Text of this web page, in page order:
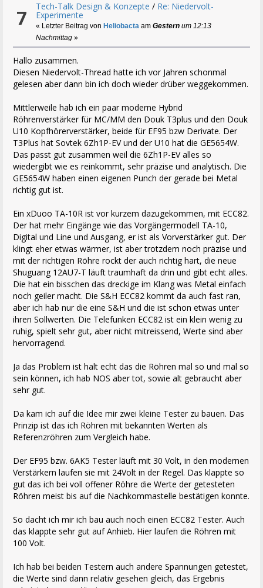
7 Tech-Talk Design & Konzepte / Re: Niedervolt-
Experimente
« Letzter Beitrag von Heliobacta am Gestern um 12:13
Nachmittag »
Hallo zusammen.
Diesen Niedervolt-Thread hatte ich vor Jahren schonmal
gelesen aber dann bin ich doch wieder drüber weggekommen.
Mittlerweile hab ich ein paar moderne Hybrid
Röhrenverstärker für MC/MM den Douk T3plus und den Douk
U10 Kopfhörerverstärker, beide für EF95 bzw Derivate. Der
T3Plus hat Sovtek 6Zh1P-EV und der U10 hat die GE5654W.
Das passt gut zusammen weil die 6Zh1P-EV alles so
wiedergibt wie es reinkommt, sehr präzise und analytisch. Die
GE5654W haben einen eigenen Punch der gerade bei Metal
richtig gut ist.
Ein xDuoo TA-10R ist vor kurzem dazugekommen, mit ECC82.
Der hat mehr Eingänge wie das Vorgängermodell TA-10,
Digital und Line und Ausgang, er ist als Vorverstärker gut. Der
klingt eher etwas wärmer, ist aber trotzdem noch präzise und
mit der richtigen Röhre rockt der auch richtig hart, die neue
Shuguang 12AU7-T läuft traumhaft da drin und gibt echt alles.
Die hat ein bisschen das dreckige im Klang was Metal einfach
noch geiler macht. Die S&H ECC82 kommt da auch fast ran,
aber ich hab nur die eine S&H und die ist schon etwas unter
ihren Sollwerten. Die Telefunken ECC82 ist ein klein wenig zu
ruhig, spielt sehr gut, aber nicht mitreissend, Werte sind aber
hervorragend.
Ja das Problem ist halt echt das die Röhren mal so und mal so
sein können, ich hab NOS aber tot, sowie alt gebraucht aber
sehr gut.
Da kam ich auf die Idee mir zwei kleine Tester zu bauen. Das
Prinzip ist das ich Röhren mit bekannten Werten als
Referenzröhren zum Vergleich habe.
Der EF95 bzw. 6AK5 Tester läuft mit 30 Volt, in den modernen
Verstärkern laufen sie mit 24Volt in der Regel. Das klappte so
gut das ich bei voll offener Röhre die Werte der getesteten
Röhren meist bis auf die Nachkommastelle bestätigen konnte.
So dacht ich mir ich bau auch noch einen ECC82 Tester. Auch
das klappte sehr gut auf Anhieb. Hier laufen die Röhren mit
100 Volt.
Ich hab bei beiden Testern auch andere Spannungen getestet,
die Werte sind dann relativ gesehen gleich, das Ergebnis